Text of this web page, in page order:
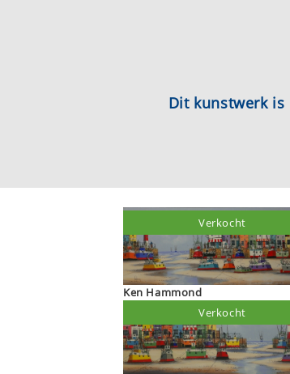
Dit kunstwerk
Ken Hammond
Verkocht
Verkocht